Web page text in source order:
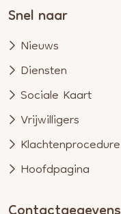
Snel naar
Nieuws
Diensten
Sociale Kaart
Vrijwilligers
Klachtenprocedure
Hoofdpagina